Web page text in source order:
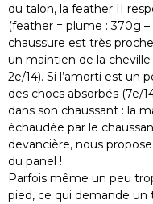
du talon, la feather II
(feather = plume : 370g
chaussure est très
un maintien de la
2e/14). Si l’amorti est un
des chocs absorbés (7e/
dans son chaussant : la
échaudée par le
devancière, nous
du panel !
Parfois même un peu
pied, ce qui demande